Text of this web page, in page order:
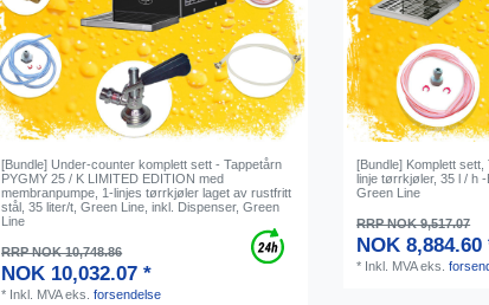
[Bundle] Under-counter komplett sett - Tappetårn
PYGMY 25 / K LIMITED EDITION med
membranpumpe, 1-linjes tørrkjøler laget av rustfritt
stål, 35 liter/t, Green Line, inkl. Dispenser, Green
Line
RRP NOK 10,748.86
NOK 10,032.07 *
* Inkl. MVAeks.forsendelse
[Bundle] Komplett
linje tørrkjøler, 35 l / h
Green Line
RRP NOK 9,517.07
NOK 8,884.60
* Inkl. MVAeks.